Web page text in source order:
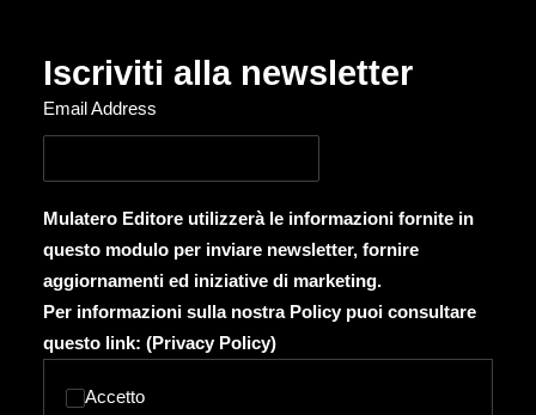
Iscriviti alla newsletter
Email Address
Mulatero Editore utilizzerà le informazioni fornite in
questo modulo per inviare newsletter, fornire
aggiornamenti ed iniziative di marketing.
Per informazioni sulla nostra Policy puoi consultare
questo link: (Privacy Policy)
Accetto